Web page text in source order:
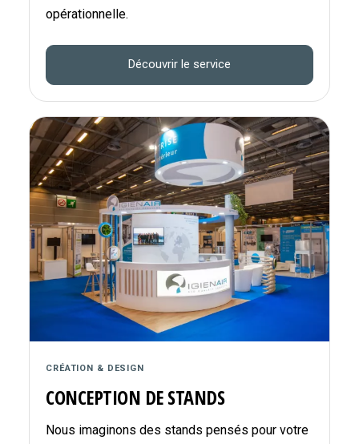
opérationnelle.
Découvrir le service
CRÉATION & DESIGN
CONCEPTION DE STANDS
Nous imaginons des stands pensés pour votre